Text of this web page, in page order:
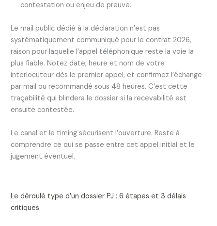
contestation ou enjeu de preuve.
Le mail public dédié à la déclaration n’est pas
systématiquement communiqué pour le contrat 2026,
raison pour laquelle l’appel téléphonique reste la voie la
plus fiable. Notez date, heure et nom de votre
interlocuteur dès le premier appel, et confirmez l’échange
par mail ou recommandé sous 48 heures. C’est cette
traçabilité qui blindera le dossier si la recevabilité est
ensuite contestée.
Le canal et le timing sécurisent l’ouverture. Reste à
comprendre ce qui se passe entre cet appel initial et le
jugement éventuel.
Le déroulé type d’un dossier PJ : 6 étapes et 3 délais
critiques